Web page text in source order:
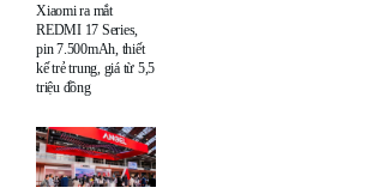
Xiaomi ra mắt
REDMI 17 Series,
pin 7.500mAh, thiết
kế trẻ trung, giá từ 5,5
triệu đồng